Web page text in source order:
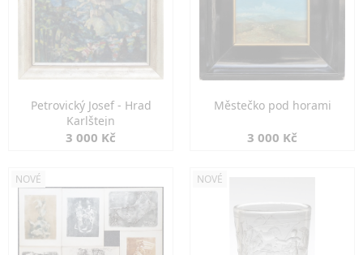
Petrovický Josef - Hrad
Karlštejn
3 000 Kč
Městečko pod horami
3 000 Kč
NOVÉ NOVÉ